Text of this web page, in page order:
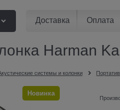
Доставка Оплата
Harman
системы и колонки
Новинка